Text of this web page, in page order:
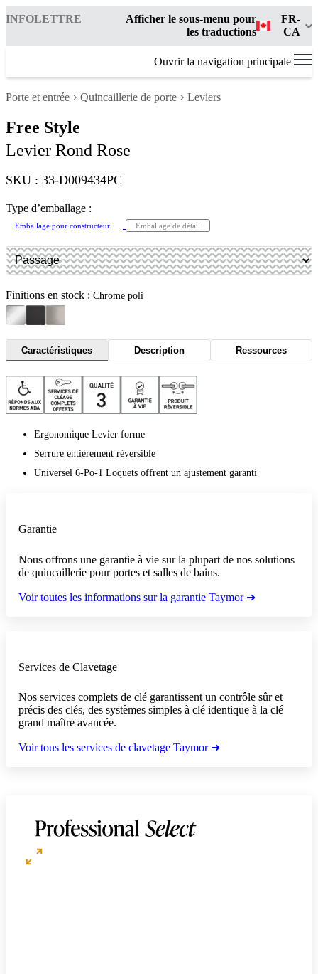
INFOLETTRE
Afficher le sous-menu pour
les traductions
FR-
CA
Ouvrir la navigation principale
Porte et entrée Quincaillerie de porte Leviers
Free Style
Levier Rond Rose
SKU : 33-D009434PC
Type d’emballage :
Emballage pour constructeur Emballage de détail
Finitions en stock : Chrome poli
Caractéristiques Description Ressources
Ergonomique Levier forme
Serrure entièrement réversible
Universel 6-Po-1 Loquets offrent un ajustement garanti
Garantie
Nous offrons une garantie à vie sur la plupart de nos solutions
de quincaillerie pour portes et salles de bains.
Voir toutes les informations sur la garantie Taymor ➜
Services de Clavetage
Nos services complets de clé garantissent un contrôle sûr et
précis des clés, des systèmes simples à clé identique à la clé
grand maître avancée.
Voir tous les services de clavetage Taymor ➜